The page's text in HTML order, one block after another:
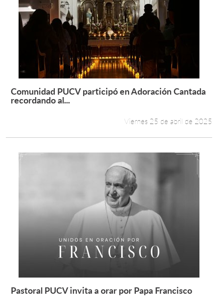
Leer más +
Comunidad PUCV participó en Adoración Cantada
recordando al...
Viernes 25 de abril de 2025
Leer más +
Pastoral PUCV invita a orar por Papa Francisco